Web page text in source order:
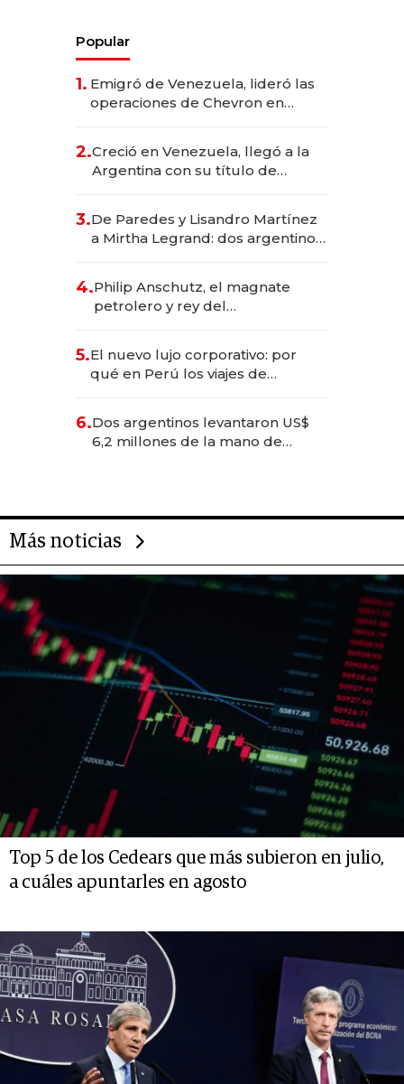
Popular
1. Emigró de Venezuela, lideró las
operaciones de Chevron en
2.Creció en Venezuela, llegó a la
Argentina con su título de
las marcas "fast premium"
3.De Paredes y Lisandro Martínez
a Mirtha Legrand: dos argentinos
4.Philip Anschutz, el magnate
petrolero y rey del
Fénix
5.El nuevo lujo corporativo: por
qué en Perú los viajes de
para convertirse en experiencias
transformadoras
6.Dos argentinos levantaron US$
6,2 millones de la mano de
Más noticias
Top 5 de los Cedears que más subieron en julio,
a cuáles apuntarles en agosto